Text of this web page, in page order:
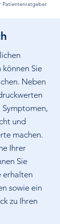
Patientenratgeber
Sie
Neben
Symptomen,
und
machen.
Ihrer
Sie
erhalten
sowie ein
zu Ihren